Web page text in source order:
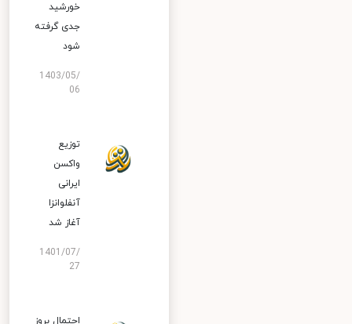
خورشید
جدی گرفته
شود
1403/05/
06
توزیع
واکسن
ایرانی
آنفلوانزا
آغاز شد
1401/07/
27
احتمال بروز